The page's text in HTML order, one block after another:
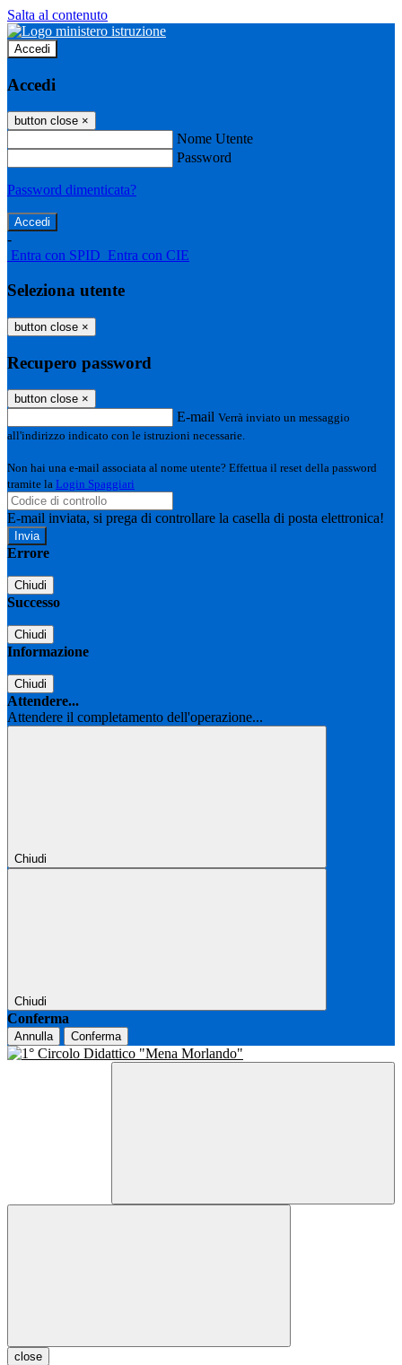
Salta al contenuto
Accedi
Accedi
button close ×
Nome Utente
Password
Password dimenticata?
-
Entra con SPID Entra con CIE
Seleziona utente
button close ×
Recupero password
button close ×
E-mail Verrà inviato un messaggio
all'indirizzo indicato con le istruzioni necessarie.
Non hai una e-mail associata al nome utente? Effettua il reset della password
tramite la Login Spaggiari
E-mail inviata, si prega di controllare la casella di posta elettronica!
Errore
Chiudi
Successo
Chiudi
Informazione
Chiudi
Attendere...
Attendere il completamento dell'operazione...
Chiudi
Chiudi
Conferma
Annulla Conferma
close